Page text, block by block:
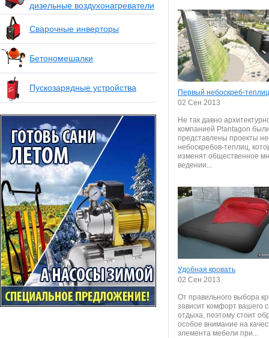
дизельные воздухонагреватели
Сварочные инверторы
Бетономешалки
Пускозарядные устройства
Первый небоскреб-
02 Сен 2013
Не так давно
компанией Plantagon
представлены проекты
небоскребов-теплиц,
изменят общественное
ведении...
Удобная кровать
02 Сен 2013
От правильного выбора
зависит комфорт вашего
отдыха, поэтому стоит
особое внимание на
элемента мебели при...